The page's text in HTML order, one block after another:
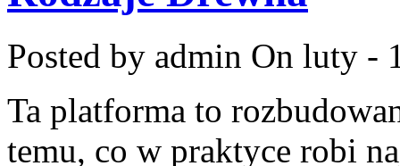
Posted by admin On luty -
Ta platforma to
temu, co w praktyce robi